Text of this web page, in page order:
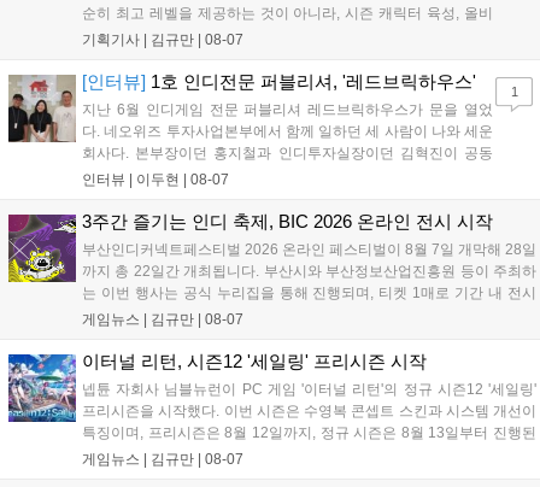
순히 최고 레벨을 제공하는 것이 아니라, 시즌 캐릭터 육성, 올비
아 아카데미 수료, 아침의 나라 설화 진행 등 4단계 과정을 통해
용자는 과제를 완수하며 동(V) 투발라 장비와 검은별 무기, 카라
자드 장신구 등을 획득해 주요 콘텐츠에 진입할 수 있습니다....
기획기사 | 김규만 08-07
[인터뷰] 1호 인디전문 퍼블리셔, '레드브릭하우스'
지난 6월 인디게임 전문 퍼블리셔 레드브릭하우스가 문을 열었
다. 네오위즈 투자사업본부에서 함께 일하던 세 사람이 나와 세운
회사다. 본부장이던 홍지철과 인디투자실장이던 김혁진이 공동
대표를, 중국사업실장이던 이민정이 이사를 맡았다. 출범 한 달여
피털의 재무적 투자가 연달아 들어왔다. 서비스 중인...
인터뷰 | 이두현 08-07
1
3주간 즐기는 인디 축제, BIC 2026 온라인 전시 시작
부산인디커넥트페스티벌 2026 온라인 페스티벌이 8월 7일 개막해 28일
까지 총 22일간 개최됩니다. 부산시와 부산정보산업진흥원 등이 주최하
는 이번 행사는 공식 누리집을 통해 진행되며, 티켓 1매로 기간 내 전시
작을 제한 없이 체험할 수 있습니다. 일반 및 루키 부문 등 다양한 인디게
세계 누구나 참여 가능한 이번 행사는 역대 최대 규모로 열려 인디게임
생태계 확장에 기여할 전망입니다....
게임뉴스 | 김규만 08-07
이터널 리턴, 시즌12 '세일링' 프리시즌 시작
넵튠 자회사 님블뉴런이 PC 게임 '이터널 리턴'의 정규 시즌12 '세일링'
프리시즌을 시작했다. 이번 시즌은 수영복 콘셉트 스킨과 시스템 개선이
특징이며, 프리시즌은 8월 12일까지, 정규 시즌은 8월 13일부터 진행된
다. 실험체 관찰일지 추가와 후반부 전략 강화를 위한 다중 크로노 스피
게임뉴스 | 김규만 08-07